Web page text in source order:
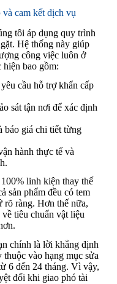
cam kết dịch vụ
tôi áp dụng quy trình
Hệ thống này giúp
công việc luôn ở
hiện bao gồm:
cầu hỗ trợ khẩn cấp
sát tận nơi để xác định
báo giá chi tiết từng
hành thực tế và
linh kiện thay thế
sản phẩm đều có tem
rõ ràng. Hơn thế nữa,
tiêu chuẩn vật liệu
chính là lời khẳng định
vào hạng mục sửa
6 đến 24 tháng. Vì vậy,
đối khi giao phó tài